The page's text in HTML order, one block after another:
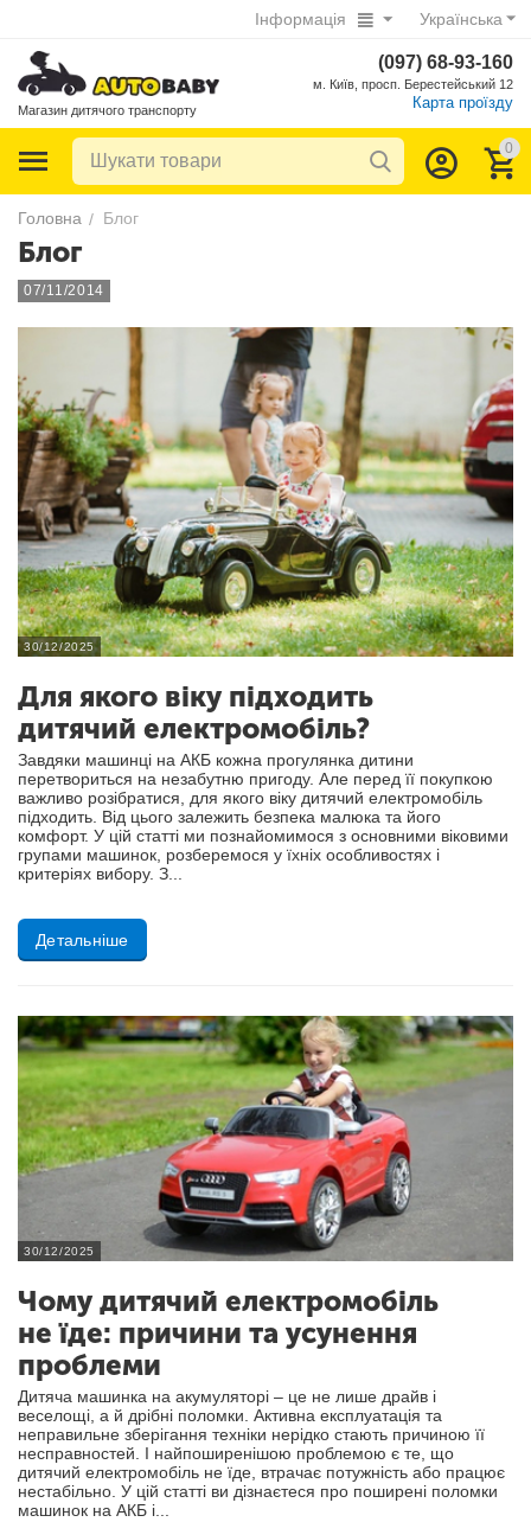
Українська
Інформація
Магазин дитячого транспорту
(097) 68-93-160
м. Київ, просп. Берестейський 12
Карта проїзду
0
Головна / Блог
Блог
07/11/2014
30/12/2025
Для якого віку підходить
дитячий електромобіль?
Завдяки машинці на АКБ кожна прогулянка дитини
перетвориться на незабутню пригоду. Але перед її покупкою
важливо розібратися, для якого віку дитячий електромобіль
підходить. Від цього залежить безпека малюка та його
комфорт. У цій статті ми познайомимося з основними віковими
групами машинок, розберемося у їхніх особливостях і
критеріях вибору. З...
Детальніше
30/12/2025
Чому дитячий електромобіль
не їде: причини та усунення
проблеми
Дитяча машинка на акумуляторі – це не лише драйв і
веселощі, а й дрібні поломки. Активна експлуатація та
неправильне зберігання техніки нерідко стають причиною її
несправностей. І найпоширенішою проблемою є те, що
дитячий електромобіль не їде, втрачає потужність або працює
нестабільно. У цій статті ви дізнаєтеся про поширені поломки
машинок на АКБ і...